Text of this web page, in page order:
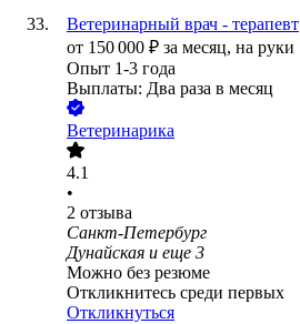
Ветеринарный врач - терапевт
от 150 000 ₽ за месяц, на руки
Опыт 1-3 года
Выплаты: Два раза в месяц
Ветеринарика
4.1
•
2 отзыва
Санкт-Петербург
Дунайская и еще 3
Можно без резюме
Откликнитесь среди первых
Откликнуться